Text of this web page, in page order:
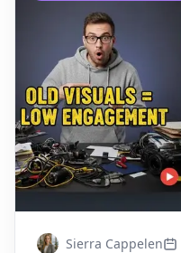
Sierra Cappelen